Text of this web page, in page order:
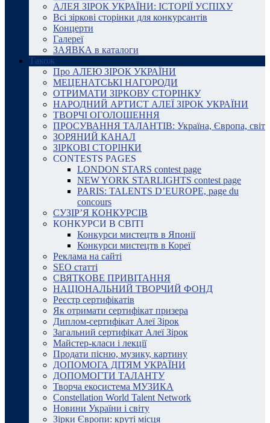
АЛЕЯ ЗІРОК УКРАЇНИ: ІСТОРІЇ УСПІХУ
Всі зіркові сторінки для конкурсантів
Концерти
Галереї
ЗАЯВКА в каталоги
Також
Про АЛЕЮ ЗІРОК УКРАЇНИ
МЕЦЕНАТСЬКІ НАГОРОДИ
ОТРИМАТИ ЗІРКОВУ СТОРІНКУ
НАРОДНИЙ АРТИСТ АЛЕЇ ЗІРОК УКРАЇНИ
ТВОРЧІ ОГОЛОШЕННЯ
ПРОСУВАННЯ ТАЛАНТІВ: Україна, Європа, світ
ЗОРЯНИЙ КАНАЛ
ЗІРКОВІ СТОРІНКИ
CONTESTS PAGES
LONDON STARS contest page
NEW YORK STARLIGHTS contest page
PARIS: TALENTS D’EUROPE, page du
concours
СУЗІР’Я КОНКУРСІВ
КОНКУРСИ В СВІТІ
Конкурси мистецтв в Японії
Конкурси мистецтв в Кореї
Реклама на сайті
SEO статті
СВЯТКОВЕ ПРИВІТАННЯ
НАЦІОНАЛЬНИЙ ТВОРЧИЙ ФОНД
Реєстр сертифікатів
Як отримати сертифікат призера
Диплом-сертифікат Алеї Зірок
Загальний сертифікат Алеї Зірок
Майстер-класи і лекції
Продати пісню, музику, картину
ДОПОМОГА ДІТЯМ УКРАЇНИ
ДОПОМОГТИ ТАЛАНТУ
Творча екосистема МУЗИКА
Constellation World Talent Network
Новини України і світу
Зірки Європи: круті місця